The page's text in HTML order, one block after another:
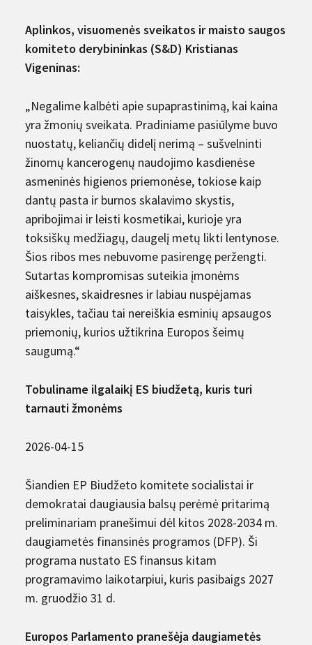
Aplinkos, visuomenės sveikatos ir maisto saugos
komiteto derybininkas (S&D) Kristianas
Vigeninas:
„Negalime kalbėti apie supaprastinimą, kai kaina
yra žmonių sveikata. Pradiniame pasiūlyme buvo
nuostatų, keliančių didelį nerimą – sušvelninti
žinomų kancerogenų naudojimo kasdienėse
asmeninės higienos priemonėse, tokiose kaip
dantų pasta ir burnos skalavimo skystis,
apribojimai ir leisti kosmetikai, kurioje yra
toksiškų medžiagų, daugelį metų likti lentynose.
Šios ribos mes nebuvome pasirengę peržengti.
Sutartas kompromisas suteikia įmonėms
aiškesnes, skaidresnes ir labiau nuspėjamas
taisykles, tačiau tai nereiškia esminių apsaugos
priemonių, kurios užtikrina Europos šeimų
saugumą.“
Tobuliname ilgalaikį ES biudžetą, kuris turi
tarnauti žmonėms
2026-04-15
Šiandien EP Biudžeto komitete socialistai ir
demokratai daugiausia balsų perėmė pritarimą
preliminariam pranešimui dėl kitos 2028-2034 m.
daugiametės finansinės programos (DFP). Ši
programa nustato ES finansus kitam
programavimo laikotarpiui, kuris pasibaigs 2027
m. gruodžio 31 d.
Europos Parlamento pranešėja daugiametės